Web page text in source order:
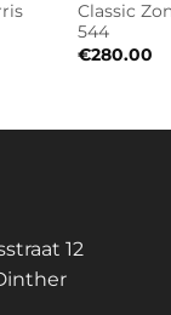
Classic
544
€280.00
12